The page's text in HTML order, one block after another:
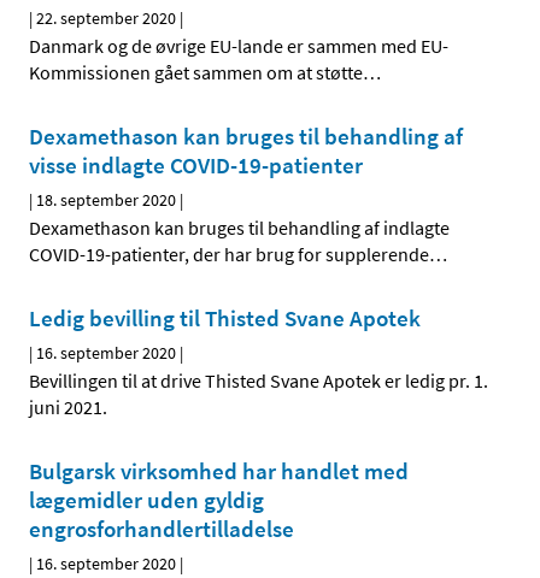
|22. september 2020 |
Danmark og de øvrige EU-lande er sammen med EU-
Kommissionen gået sammen om at støtte…
Dexamethason kan bruges til behandling af
visse indlagte COVID-19-patienter
| 18. september 2020 |
Dexamethason kan bruges til behandling af indlagte
COVID-19-patienter, der har brug for supplerende…
Ledig bevilling til Thisted Svane Apotek
| 16. september 2020 |
Bevillingen til at drive Thisted Svane Apotek er ledig pr. 1.
juni 2021.
Bulgarsk virksomhed har handlet med
lægemidler uden gyldig
engrosforhandlertilladelse
| 16. september 2020 |